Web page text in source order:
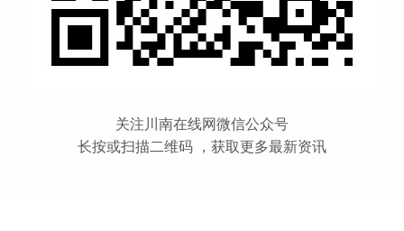
关注川南在线网微信公众号
长按或扫描二维码 ，获取更多最新资讯